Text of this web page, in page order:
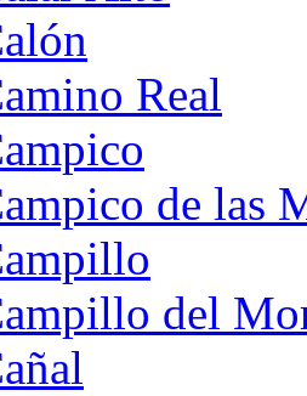
Real
de las
del